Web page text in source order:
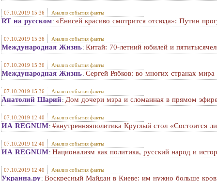
07.10.2019 15:36 Анализ события факты
RT на русском: «Енисей красиво смотрится отсюда»: Путин
07.10.2019 15:36 Анализ события факты
Международная Жизнь: Китай: 70-летний юбилей и
07.10.2019 15:36 Анализ события факты
Международная Жизнь: Сергей Рябков: во многих странах
07.10.2019 15:36 Анализ события факты
Анатолий Шарий: Дом дочери мэра и сломанная в прямом
07.10.2019 12:40 Анализ события факты
ИА REGNUM: #внутренняяполитика Круглый стол «Состоится
07.10.2019 12:40 Анализ события факты
ИА REGNUM: Национализм как политика, русский народ и
07.10.2019 12:40 Анализ события факты
Украина.ру: Воскресный Майдан в Киеве: им нужно больше